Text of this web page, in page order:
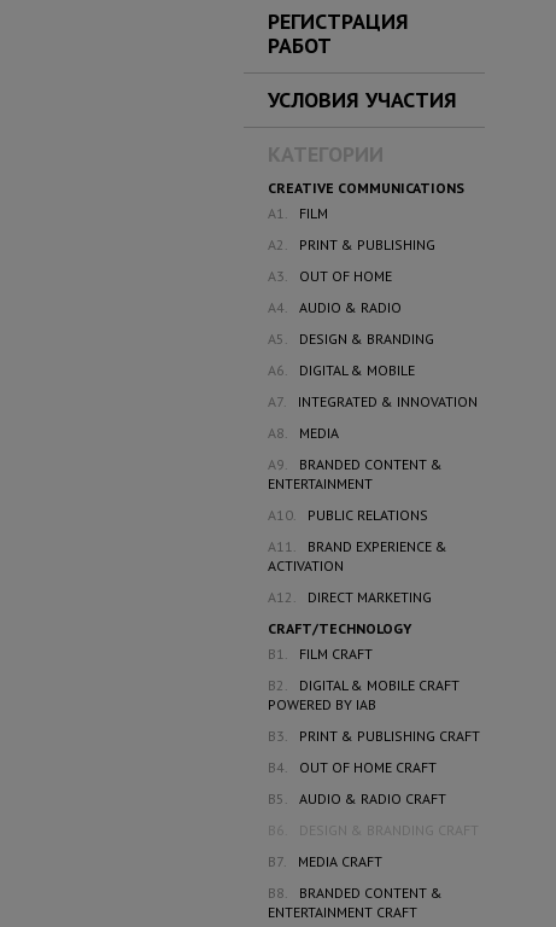
РЕГИСТРАЦИЯ
РАБОТ
УСЛОВИЯ УЧАСТИЯ
КАТЕГОРИИ
CREATIVE COMMUNICATIONS
A1.
FILM
A2.
PRINT & PUBLISHING
A3.
OUT OF HOME
A4.
AUDIO & RADIO
A5.
DESIGN & BRANDING
A6.
DIGITAL & MOBILE
A7.
INTEGRATED & INNOVATION
A8.
MEDIA
A9.
BRANDED CONTENT &
ENTERTAINMENT
A10.
PUBLIC RELATIONS
A11.
BRAND EXPERIENCE &
ACTIVATION
A12.
DIRECT MARKETING
CRAFT/TECHNOLOGY
B1.
FILM CRAFT
B2.
DIGITAL & MOBILE CRAFT
POWERED BY IAB
B3.
PRINT & PUBLISHING CRAFT
B4.
OUT OF HOME CRAFT
B5.
AUDIO & RADIO CRAFT
B6.
DESIGN & BRANDING CRAFT
B7.
MEDIA CRAFT
B8.
BRANDED CONTENT &
ENTERTAINMENT CRAFT